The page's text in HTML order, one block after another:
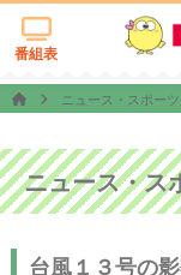
番組表
ニュース・スポーツ
ニュース・ス
台風１３号の